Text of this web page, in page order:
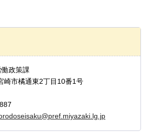
働政策課
市橘通東2丁目10番1号